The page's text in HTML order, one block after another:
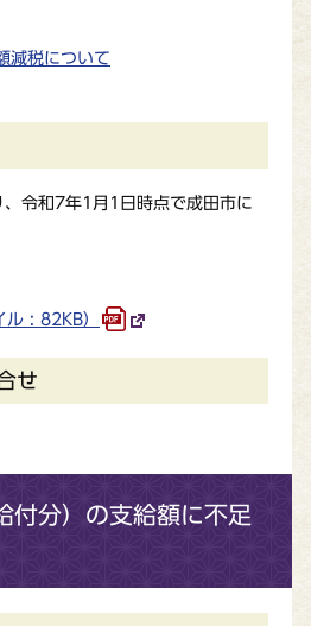
減税について
令和7年1月1日時点で成田市に
: 82KB）
せ
付分）の支給額に不足